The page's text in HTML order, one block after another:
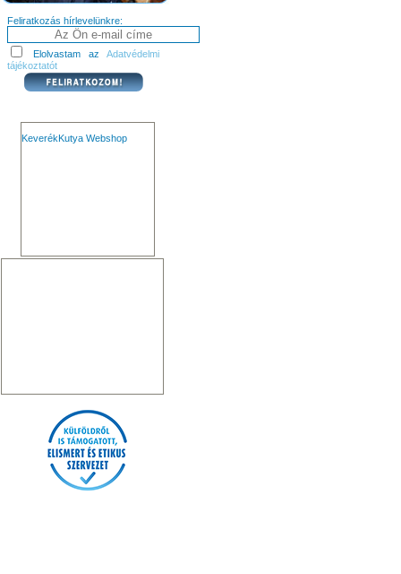
Feliratkozás hírlevelünkre:
Elolvastam az Adatvédelmi
tájékoztatót
KeverékKutya Webshop